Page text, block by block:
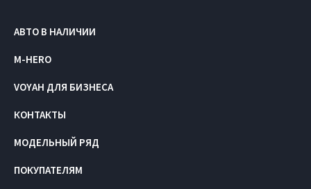
АВТО В НАЛИЧИИ
M-HERO
VOYAH ДЛЯ БИЗНЕСА
КОНТАКТЫ
МОДЕЛЬНЫЙ РЯД
ПОКУПАТЕЛЯМ